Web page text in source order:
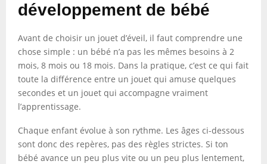
développement de bébé
Avant de choisir un jouet d’éveil, il faut comprendre une
chose simple : un bébé n’a pas les mêmes besoins à 2
mois, 8 mois ou 18 mois. Dans la pratique, c’est ce qui fait
toute la différence entre un jouet qui amuse quelques
secondes et un jouet qui accompagne vraiment
l’apprentissage.
Chaque enfant évolue à son rythme. Les âges ci-dessous
sont donc des repères, pas des règles strictes. Si ton
bébé avance un peu plus vite ou un peu plus lentement,